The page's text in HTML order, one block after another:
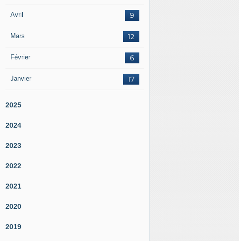
Avril 9
Mars 12
Février 6
Janvier 17
2025
2024
2023
2022
2021
2020
2019